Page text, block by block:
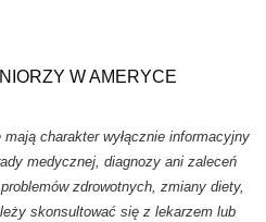
W AMERYCE
charakter wyłącznie informacyjny
medycznej, diagnozy ani zaleceń
zdrowotnych, zmiany diety,
skonsultować się z lekarzem lub